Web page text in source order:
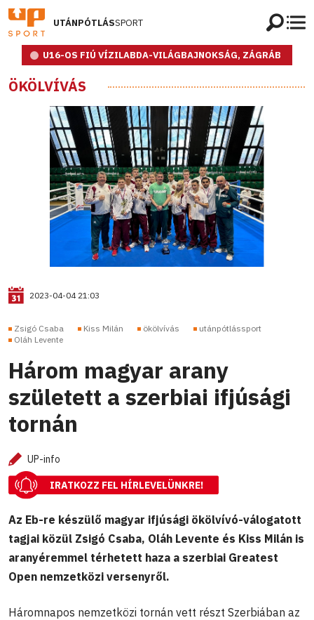
UTÁNPÓTLÁSSPORT
U16-OS FIÚ VÍZILABDA-VILÁGBAJNOKSÁG, ZÁGRÁB
ÖKÖLVÍVÁS
2023-04-04 21:03
Zsigó Csaba Kiss Milán ökölvívás
utánpótlássport
Oláh Levente
Három magyar arany
született a szerbiai ifjúsági
tornán
UP-info
IRATKOZZ FEL HÍRLEVELÜNKRE!
Az Eb-re készülő magyar ifjúsági ökölvívó-válogatott
tagjai közül Zsigó Csaba, Oláh Levente és Kiss Milán is
aranyéremmel térhetett haza a szerbiai Greatest
Open nemzetközi versenyről.
Háromnapos nemzetközi tornán vett részt Szerbiában az